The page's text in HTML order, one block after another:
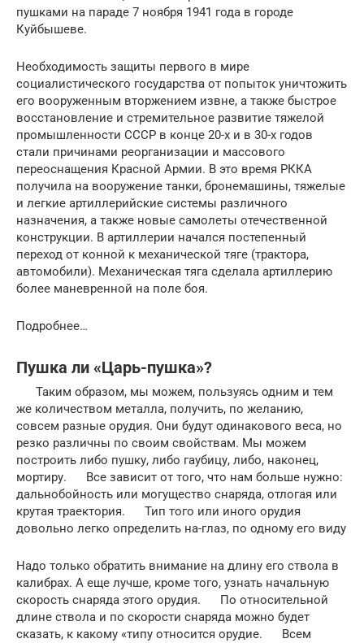
пушками на параде 7 ноября 1941 года в городе
Куйбышеве.
Необходимость защиты первого в мире
социалистического государства от попыток уничтожить
его вооруженным вторжением извне, а также быстрое
восстановление и стремительное развитие тяжелой
промышленности СССР в конце 20-х и в 30-х годов
стали причинами реорганизации и массового
переоснащения Красной Армии. В это время РККА
получила на вооружение танки, бронемашины, тяжелые
и легкие артиллерийские системы различного
назначения, а также новые самолеты отечественной
конструкции. В артиллерии начался постепенный
переход от конной к механической тяге (трактора,
автомобили). Механическая тяга сделала артиллерию
более маневренной на поле боя.
Подробнее…
Пушка ли «Царь-пушка»?
Таким образом, мы можем, пользуясь одним и тем
же количеством металла, получить, по желанию,
совсем разные орудия. Они будут одинакового веса, но
резко различны по своим свойствам. Мы можем
построить либо пушку, либо гаубицу, либо, наконец,
мортиру. Все зависит от того, что нам больше нужно:
дальнобойность или могущество снаряда, отлогая или
крутая траектория. Тип того или иного орудия
довольно легко определить на-глаз, по одному его виду
Надо только обратить внимание на длину его ствола в
калибрах. А еще лучше, кроме того, узнать начальную
скорость снаряда этого орудия. По относительной
длине ствола и по скорости снаряда можно будет
сказать, к какому «типу относится орудие. Всем